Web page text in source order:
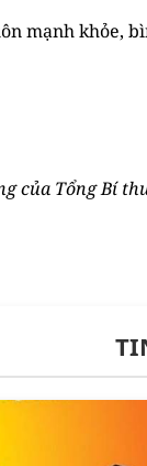
mạnh khỏe,
của Tổng Bí